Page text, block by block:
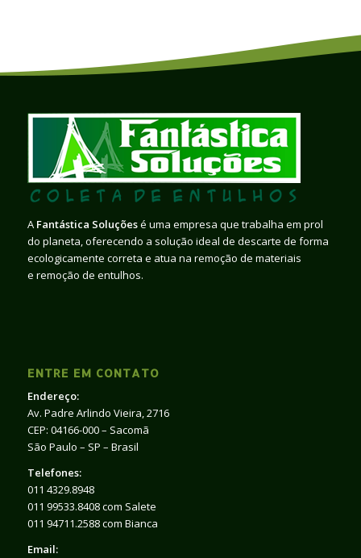
A Fantástica Soluçõesé uma empresa que trabalha em prol
do planeta, oferecendo a solução ideal de descarte de forma
ecologicamente correta e atua na remoção de materiais
e remoção de entulhos.
ENTRE EM CONTATO
Endereço:
Av. Padre Arlindo Vieira, 2716
CEP: 04166-000 – Sacomã
São Paulo – SP – Brasil
Telefones:
011 4329.8948
011 99533.8408 com Salete
011 94711.2588 com Bianca
Email: